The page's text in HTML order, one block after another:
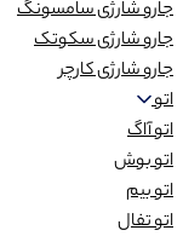
جارو شارژی سامسونگ
جارو شارژی سکوتک
جارو شارژی کارچر
اتو
اتو آاگ
اتو بوش
اتو بیم
اتو تفال